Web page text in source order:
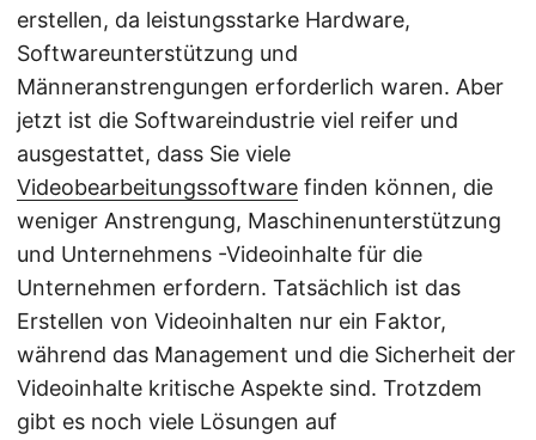
erstellen, da leistungsstarke Hardware,
Softwareunterstützung und
Männeranstrengungen erforderlich waren. Aber
jetzt ist die Softwareindustrie viel reifer und
ausgestattet, dass Sie viele
Videobearbeitungssoftware finden können, die
weniger Anstrengung, Maschinenunterstützung
und Unternehmens -Videoinhalte für die
Unternehmen erfordern. Tatsächlich ist das
Erstellen von Videoinhalten nur ein Faktor,
während das Management und die Sicherheit der
Videoinhalte kritische Aspekte sind. Trotzdem
gibt es noch viele Lösungen auf